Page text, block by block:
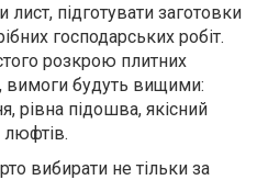
лист, підготувати заготовки
господарських робіт.
розкрою плитних
вимоги будуть вищими:
рівна підошва, якісний
люфтів.
вибирати не тільки за